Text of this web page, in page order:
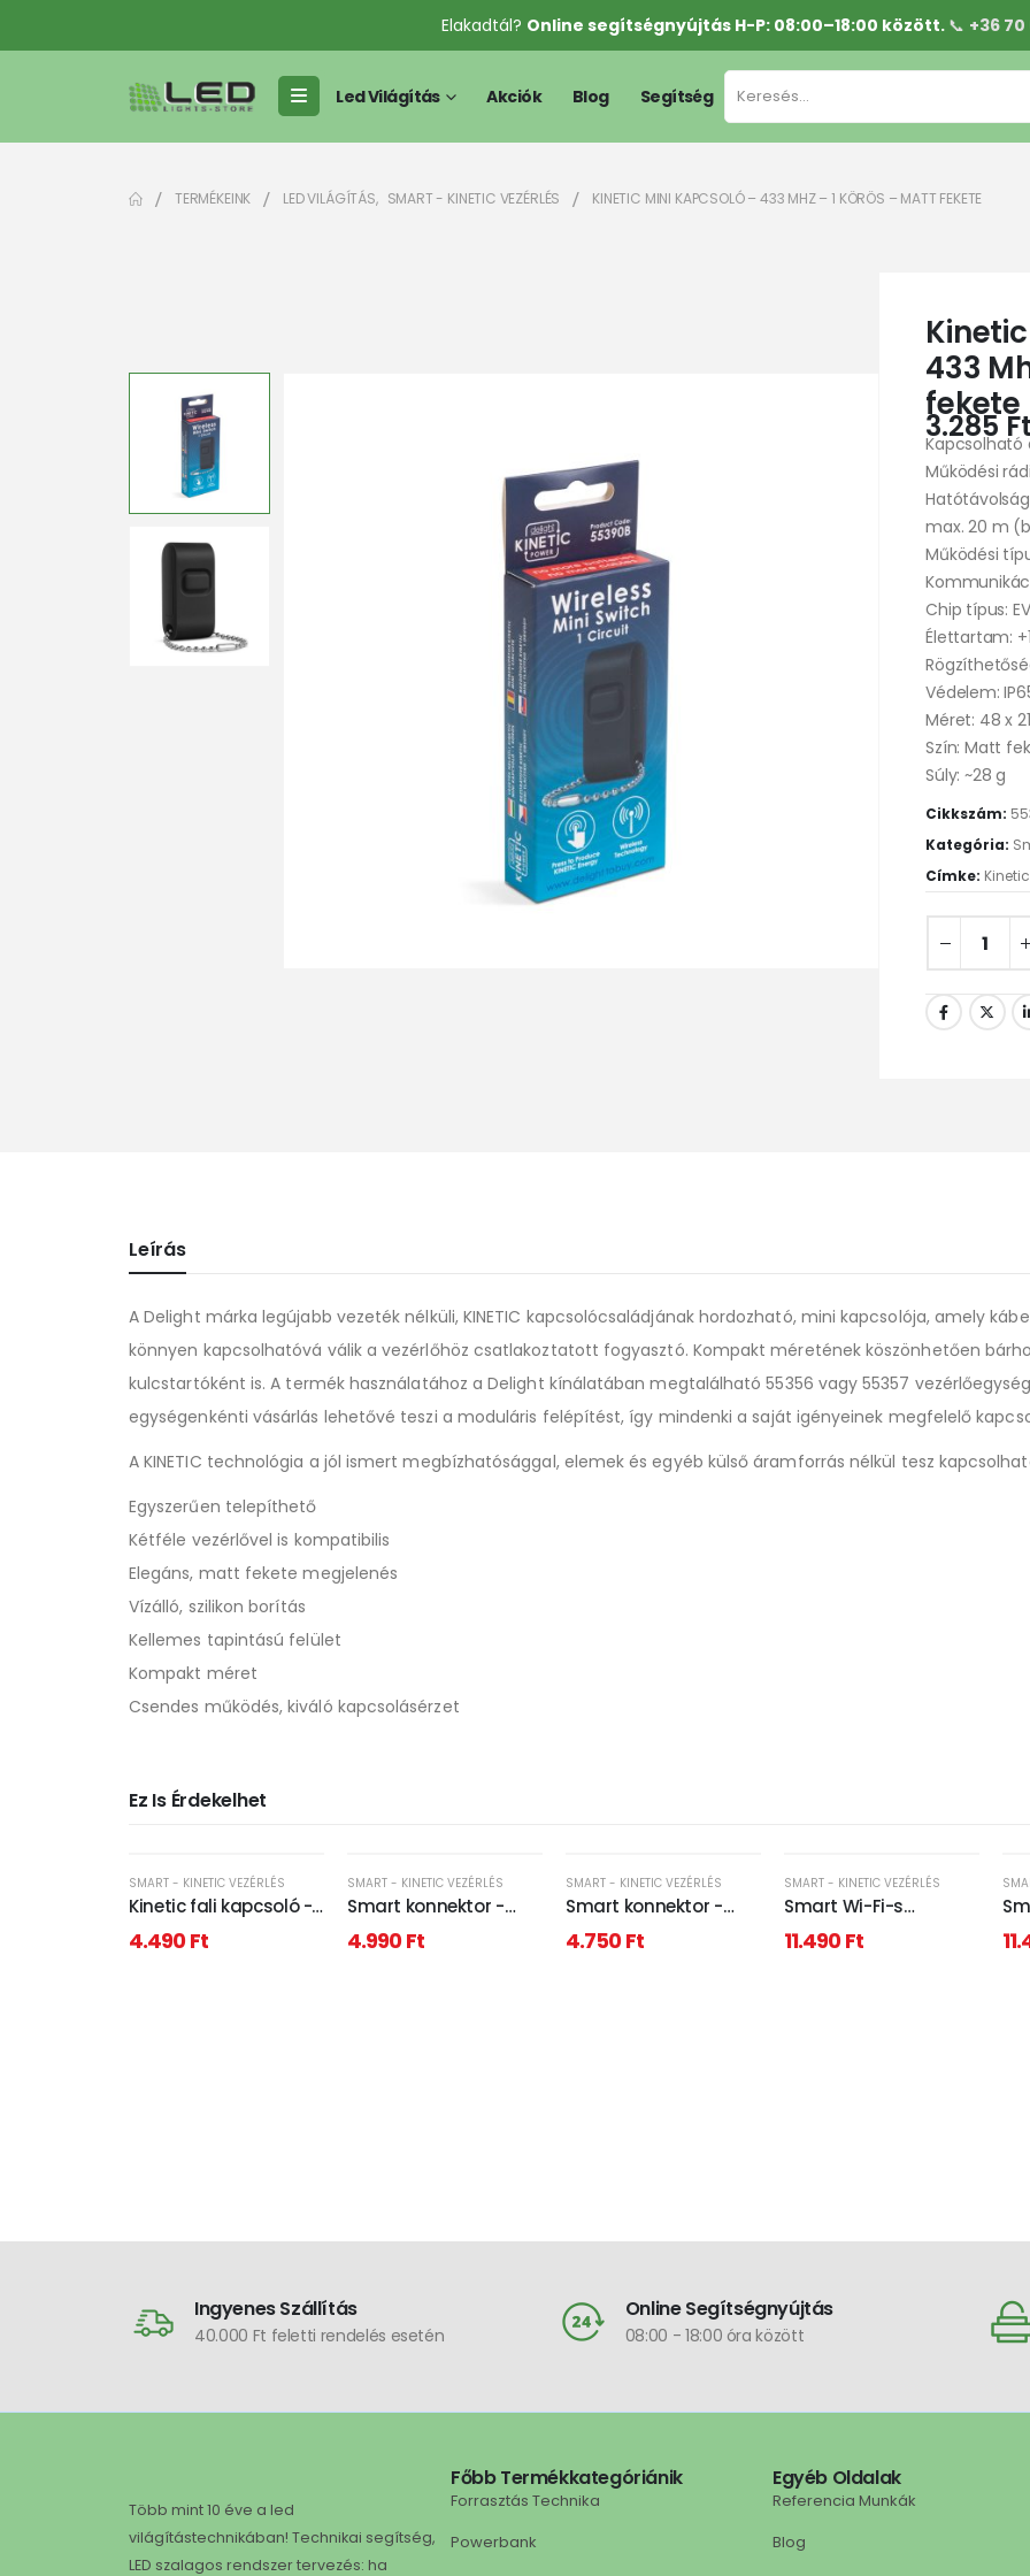
Elakadtál? Online segítségnyújtás H-P: 08:00–18:00 között. 📞 +36 70
Led Világítás Akciók Blog Segítség
TERMÉKEINK LED VILÁGÍTÁS, SMART - KINETIC VEZÉRLÉS KINETIC MINI KAPCSOLÓ – 433 MHZ – 1 KÖRÖS – MATT FEKETE
433
fekete
3.285Ft
Kapcsolható
Működési
max. 20 m
Működési
Chip típus:
Élettartam:
Védelem:
Méret: 48 x
Szín: Matt
Súly: ~28 g
Cikkszám:
Kategória:
Címke:
Leírás
A Delight márka legújabb vezeték nélküli, KINETIC kapcsolócsaládjának hordozható, mini kapcsolója, amely
könnyen kapcsolhatóvá válik a vezérlőhöz csatlakoztatott fogyasztó. Kompakt méretének köszönhetően
kulcstartóként is. A termék használatához a Delight kínálatában megtalálható 55356 vagy 55357
egységenkénti vásárlás lehetővé teszi a moduláris felépítést, így mindenki a saját igényeinek megfelelő
A KINETIC technológia a jól ismert megbízhatósággal, elemek és egyéb külső áramforrás nélkül tesz
Egyszerűen telepíthető
Kétféle vezérlővel is kompatibilis
Elegáns, matt fekete megjelenés
Vízálló, szilikon borítás
Kellemes tapintású felület
Kompakt méret
Csendes működés, kiváló kapcsolásérzet
Ez Is Érdekelhet
SMART - KINETIC VEZÉRLÉS
Kinetic fali kapcsoló -
433 Mhz - 1 körös -
fekete - IP65
4.490Ft
SMART - KINETIC VEZÉRLÉS
Smart konnektor -
fogyasztásmérővel -
Amazon Alexa, Google
4.990Ft
SMART - KINETIC VEZÉRLÉS
Smart konnektor -
Szlovák/Cseh -
fogyasztásmérővel
4.750Ft
SMART - KINETIC VEZÉRLÉS
Smart Wi-Fi-s
garázsnyitó szett -
230V -
11.490Ft
Ingyenes Szállítás
40.000 Ft feletti rendelés esetén
Online Segítségnyújtás
08:00 - 18:00 óra között
Több mint 10 éve a led
világítástechnikában! Technikai segítség,
LED szalagos rendszer tervezés: ha
Főbb Termékkategóriánik
Forrasztás Technika
Powerbank
Egyéb Oldalak
Referencia Munkák
Blog